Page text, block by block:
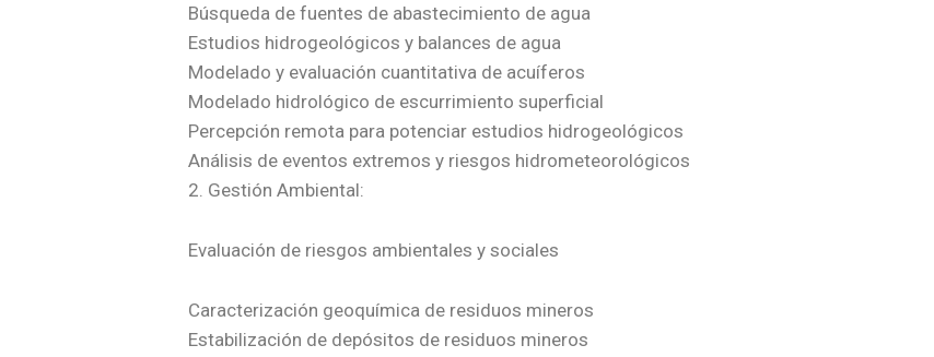
Búsqueda de fuentes de abastecimiento de agua
Estudios hidrogeológicos y balances de agua
Modelado y evaluación cuantitativa de acuíferos
Modelado hidrológico de escurrimiento superficial
Percepción remota para potenciar estudios hidrogeológicos
Análisis de eventos extremos y riesgos hidrometeorológicos
2. Gestión Ambiental:
Evaluación de riesgos ambientales y sociales
Caracterización geoquímica de residuos mineros
Estabilización de depósitos de residuos mineros